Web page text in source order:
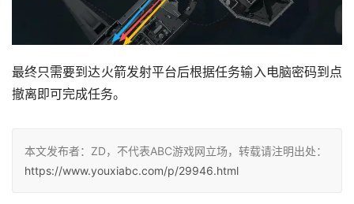
最终只需要到达火箭发射平台后根据任务输入电脑密码到点
撤离即可完成任务。
本文发布者：ZD，不代表ABC游戏网立场，转载请注明出处：
https://www.youxiabc.com/p/29946.html